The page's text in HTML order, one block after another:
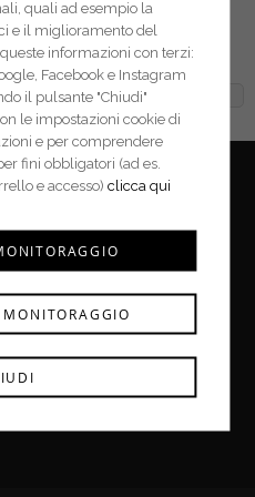
Castiglione delle Stivere (MN)
quali ad esempio la
e il miglioramento del
informazioni con terzi:
Facebook e Instagram
il pulsante "Chiudi"
le impostazioni cookie di
e per comprendere
fini obbligatori (ad es.
e accesso)clicca qui